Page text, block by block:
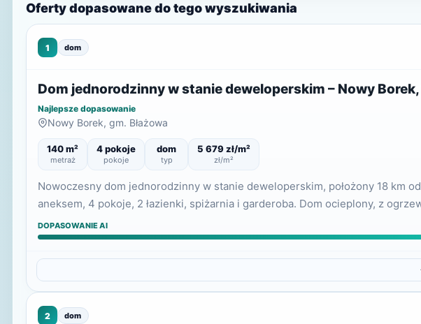
Oferty dopasowane do tego wyszukiwania
1 dom
Dom jednorodzinny w stanie deweloperskim – Nowy
Najlepsze dopasowanie
Nowy Borek, gm. Błażowa
140 m²
metraż
4 pokoje
pokoje
dom
typ
5 679 zł/m²
zł/m²
Nowoczesny dom jednorodzinny w stanie deweloperskim, położony 18 km
aneksem, 4 pokoje, 2 łazienki, spiżarnia i garderoba. Dom ocieplony, z
DOPASOWANIE AI
2 dom